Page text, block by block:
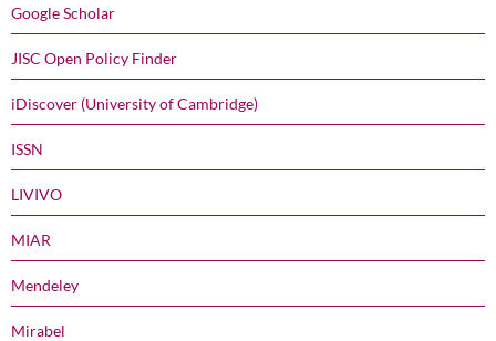
Google Scholar
JISC Open Policy Finder
iDiscover (University of Cambridge)
ISSN
LIVIVO
MIAR
Mendeley
Mirabel